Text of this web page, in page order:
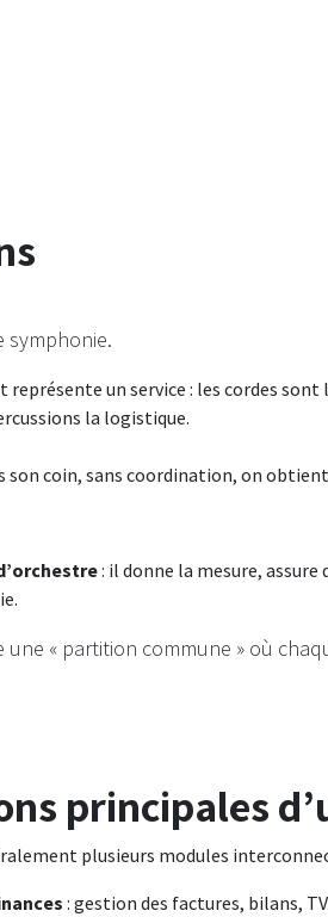
symphonie.
représente un service : les cordes
la logistique.
son coin, sans coordination, on
: il donne la mesure,
une « partition commune » où
principales
plusieurs modules
: gestion des factures, bilans,